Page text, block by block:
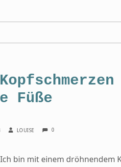
Füße
LOUISE 0
bin mit einem dröhnendem